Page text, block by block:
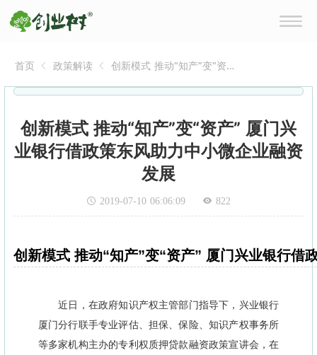
首页 政策解读
创新模式 推动“知产”变“资
助力中小微企业融资发展
创新模式 推动“知产”变“资产” 厦门兴
业银行借政策东风助力中小微企业融资
发展
2019-07-10 06:06:09 822
创新模式 推动“知产”变“资产” 厦门兴业银行借
近日，在政府知识产权主管部门指导下，兴业银行
厦门分行联手专业评估、担保、保险、知识产权事务所
等多家机构主办的专利权质押贷款融资政策宣讲会，在